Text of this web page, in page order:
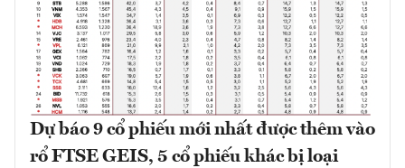
Dự báo 9 cổ phiếu mới nhất được thêm vào
rổ FTSE GEIS, 5 cổ phiếu khác bị loại